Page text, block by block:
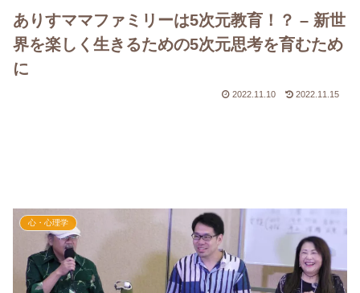
ありすママファミリーは5次元教育！？ – 新世
界を楽しく生きるための5次元思考を育むため
に
2022.11.10 2022.11.15
心・心理学